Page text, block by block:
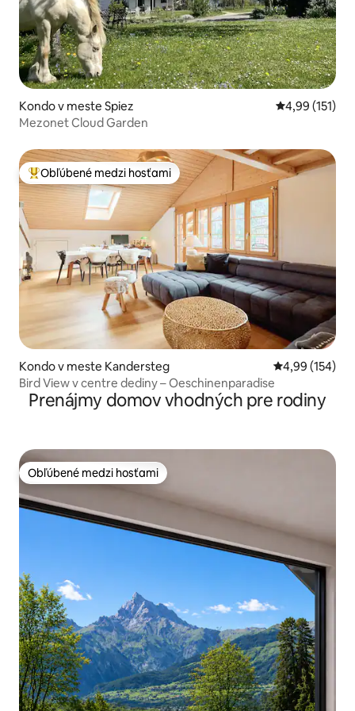
Kondo v meste Spiez Priemerné
4,99 (151)
Mezonet Cloud Garden
Najobľúbenejšie medzi hosťami
Obľúbené medzi hosťami
Kondo v meste Kandersteg Priemerné
4,99 (154)
Bird View v centre dediny – Oeschinenparadise
Prenájmy domov vhodných pre rodiny
Obľúbené medzi hosťami
Obľúbené medzi hosťami